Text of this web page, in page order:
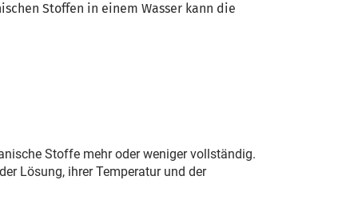
Stoffen in einem Wasser kann die
Stoffe mehr oder weniger vollständig.
Lösung, ihrer Temperatur und der